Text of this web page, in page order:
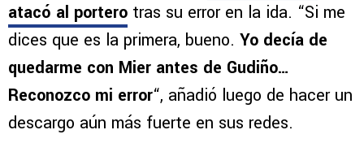
atacó al portero tras su error en la ida. “Si me
dices que es la primera, bueno. Yo decía de
quedarme con Mier antes de Gudiño…
Reconozco mi error“, añadió luego de hacer un
descargo aún más fuerte en sus redes.